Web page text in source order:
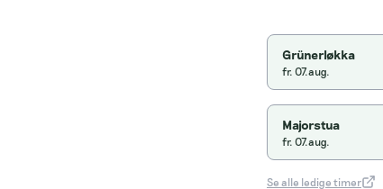
Grünerløkka
fr. 07.aug.
Majorstua
fr. 07.aug.
Se alle ledige timer